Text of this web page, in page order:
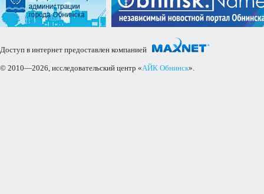
Доступ в интернет предоставлен компанией
© 2010—2026, исследовательский центр «АЙК Обнинск».